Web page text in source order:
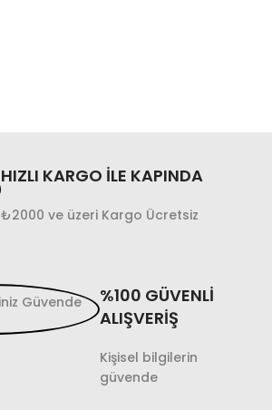
HIZLI KARGO İLE KAPINDA
₺2000 ve üzeri Kargo Ücretsiz
%100 GÜVENLİ
ALIŞVERİŞ
Kişisel bilgilerin
güvende